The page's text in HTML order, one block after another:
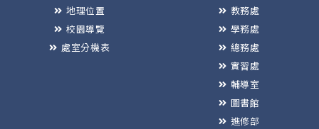
地理位置
校園導覽
處室分機表
教務處
學務處
總務處
實習處
輔導室
圖書館
進修部